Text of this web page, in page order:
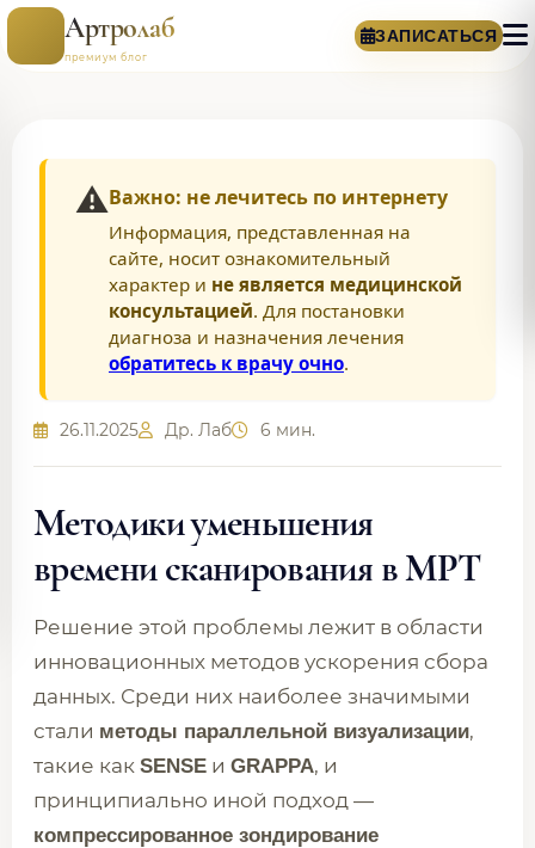
Артролаб
премиум блог
ЗАПИСАТЬСЯ
⚠️Важно: не лечитесь по интернету
Информация, представленная на
сайте, носит ознакомительный
характер и не является медицинской
консультацией. Для постановки
диагноза и назначения лечения
обратитесь к врачу очно.
26.11.2025 Др. Лаб 6 мин.
Методики уменьшения
времени сканирования в МРТ
Решение этой проблемы лежит в области
инновационных методов ускорения сбора
данных. Среди них наиболее значимыми
стали методы параллельной визуализации,
такие как SENSE и GRAPPA, и
принципиально иной подход —
компрессированное зондирование